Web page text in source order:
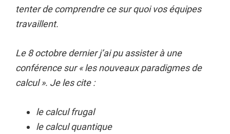
tenter de comprendre ce sur quoi vos équipes
travaillent.
Le 8 octobre dernier j’ai pu assister à une
conférence sur « les nouveaux paradigmes de
calcul ». Je les cite :
le calcul frugal
le calcul quantique